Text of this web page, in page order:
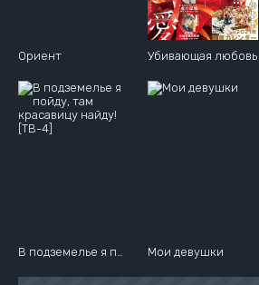
Ориент Убивающая любовь
В подземелье я пойду, там красавицу найду! [ТВ-4] Мои девушки